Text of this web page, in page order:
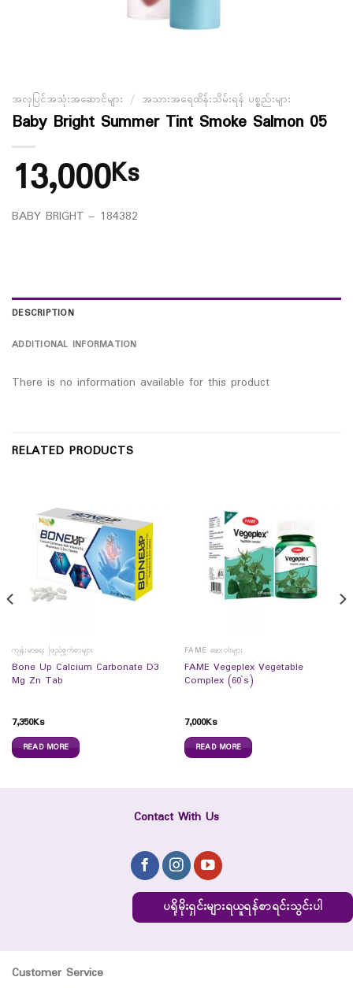
အလှပြင်အသုံးအဆောင်များ / အသားအရေထိန်းသိမ်းရန် ပစ္စည်းများ
Baby Bright Summer Tint Smoke Salmon 05
13,000Ks
BABY BRIGHT – 184382
DESCRIPTION
ADDITIONAL INFORMATION
There is no information available for this product
RELATED PRODUCTS
ကျန်းမာရေး ဖြည့်စွက်စာများ
Bone Up Calcium Carbonate D3
Mg Zn Tab
7,350Ks
READ MORE
FAME ဆေးဝါးများ
FAME Vegeplex Vegetable
Complex (60`s)
7,000Ks
READ MORE
Contact With Us
ပရိုမိုးရှင်းများရယူရန်စာရင်းသွင်းပါ
Customer Service